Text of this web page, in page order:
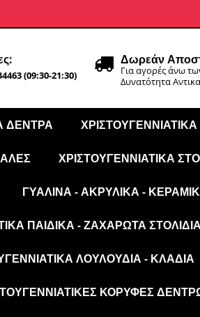
(09:30-21:30)
Δωρεάν
Για αγορές άνω
Δυνατότητα
ΔΈΝΤΡΑ
ΧΡΙΣΤΟΥΓΕΝΝΙΆΤΙΚΑ
ΓΥΆΛΙΝΑ - ΑΚΡΥΛΙΚΆ -
ΠΑΙΔΙΚΆ - ΖΑΧΑΡΩΤΆ ΣΤΟΛΊΔΙΑ
ΛΟΥΛΟΎΔΙΑ - ΚΛΑΔΙΆ
ΚΟΡΥΦΈΣ